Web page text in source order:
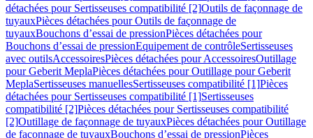
détachées pour Sertisseuses compatibilité [2]Outils de façonnage de
tuyauxPièces détachées pour Outils de façonnage de
tuyauxBouchons d’essai de pressionPièces détachées pour
Bouchons d’essai de pressionEquipement de contrôleSertisseuses
avec outilsAccessoiresPièces détachées pour AccessoiresOutillage
pour Geberit MeplaPièces détachées pour Outillage pour Geberit
MeplaSertisseuses manuellesSertisseuses compatibilité [1]Pièces
détachées pour Sertisseuses compatibilité [1]Sertisseuses
compatibilité [2]Pièces détachées pour Sertisseuses compatibilité
[2]Outillage de façonnage de tuyauxPièces détachées pour Outillage
de façonnage de tuyauxBouchons d’essai de pressionPièces